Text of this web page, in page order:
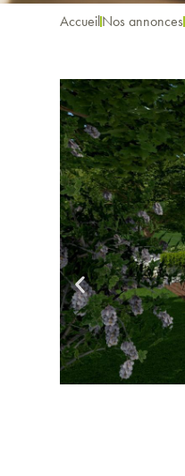
AccueilNos annonces